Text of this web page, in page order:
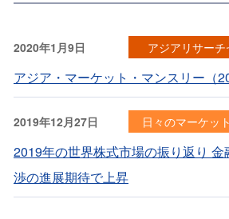
2020年1月9日 アジアリサー
アジア・マーケット・マンスリー（
2019年12月27日 日々のマーケッ
2019年の世界株式市場の振り返り
渉の進展期待で上昇